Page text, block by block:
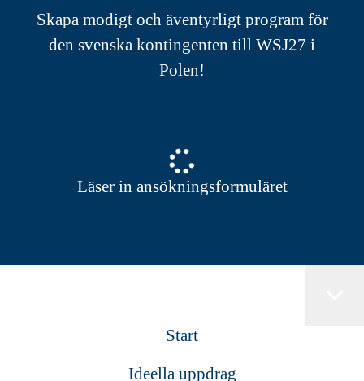
Skapa modigt och äventyrligt program för
den svenska kontingenten till WSJ27 i
Polen!
Läser in ansökningsformuläret
Start
Ideella uppdrag